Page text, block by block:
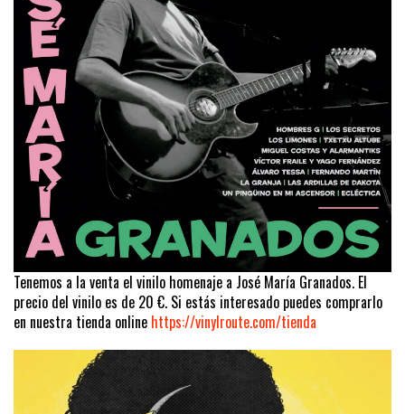
Tenemos a la venta el vinilo homenaje a José María Granados. El
precio del vinilo es de 20 €. Si estás interesado puedes comprarlo
en nuestra tienda online https://vinylroute.com/tienda